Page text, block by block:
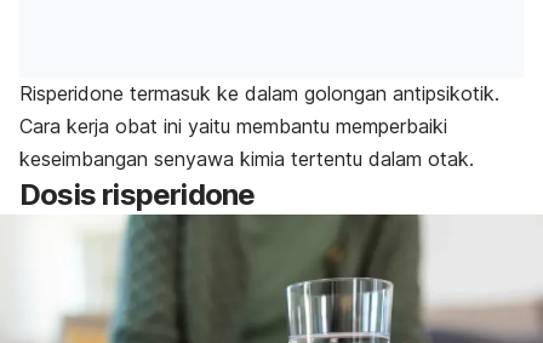
Risperidone termasuk ke dalam golongan antipsikotik.
Cara kerja obat ini yaitu membantu memperbaiki
keseimbangan senyawa kimia tertentu dalam otak.
Dosis risperidone